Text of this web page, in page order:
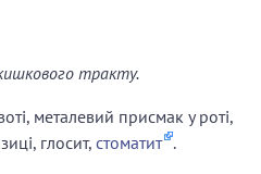
тракту.
металевий присмак у роті,
глосит, стоматит .